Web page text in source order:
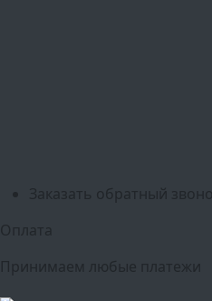
Заказать обратный звонок
Оплата
Принимаем любые платежи